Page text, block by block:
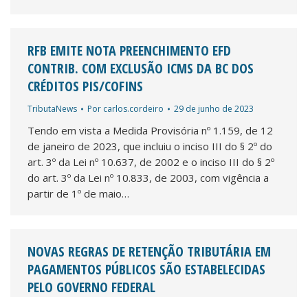
RFB EMITE NOTA PREENCHIMENTO EFD
CONTRIB. COM EXCLUSÃO ICMS DA BC DOS
CRÉDITOS PIS/COFINS
TributaNews Por carlos.cordeiro 29 de junho de 2023
Tendo em vista a Medida Provisória nº 1.159, de 12
de janeiro de 2023, que incluiu o inciso III do § 2º do
art. 3º da Lei nº 10.637, de 2002 e o inciso III do § 2º
do art. 3º da Lei nº 10.833, de 2003, com vigência a
partir de 1º de maio…
NOVAS REGRAS DE RETENÇÃO TRIBUTÁRIA EM
PAGAMENTOS PÚBLICOS SÃO ESTABELECIDAS
PELO GOVERNO FEDERAL